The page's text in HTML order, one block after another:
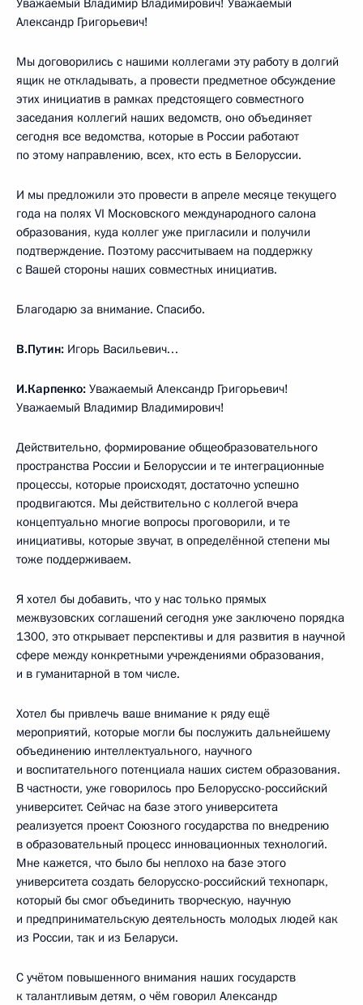
Уважаемый Владимир Владимирович! Уважаемый
Александр Григорьевич!
Мы договорились с нашими коллегами эту работу в долгий
ящик не откладывать, а провести предметное обсуждение
этих инициатив в рамках предстоящего совместного
заседания коллегий наших ведомств, оно объединяет
сегодня все ведомства, которые в России работают
по этому направлению, всех, кто есть в Белоруссии.
И мы предложили это провести в апреле месяце текущего
года на полях VI Московского международного салона
образования, куда коллег уже пригласили и получили
подтверждение. Поэтому рассчитываем на поддержку
с Вашей стороны наших совместных инициатив.
Благодарю за внимание. Спасибо.
В.Путин: Игорь Васильевич…
И.Карпенко: Уважаемый Александр Григорьевич!
Уважаемый Владимир Владимирович!
Действительно, формирование общеобразовательного
пространства России и Белоруссии и те интеграционные
процессы, которые происходят, достаточно успешно
продвигаются. Мы действительно с коллегой вчера
концептуально многие вопросы проговорили, и те
инициативы, которые звучат, в определённой степени мы
тоже поддерживаем.
Я хотел бы добавить, что у нас только прямых
межвузовских соглашений сегодня уже заключено порядка
1300, это открывает перспективы и для развития в научной
сфере между конкретными учреждениями образования,
и в гуманитарной в том числе.
Хотел бы привлечь ваше внимание к ряду ещё
мероприятий, которые могли бы послужить дальнейшему
объединению интеллектуального, научного
и воспитательного потенциала наших систем образования.
В частности, уже говорилось про Белорусско-российский
университет. Сейчас на базе этого университета
реализуется проект Союзного государства по внедрению
в образовательный процесс инновационных технологий.
Мне кажется, что было бы неплохо на базе этого
университета создать белорусско-российский технопарк,
который бы смог объединить творческую, научную
и предпринимательскую деятельность молодых людей как
из России, так и из Беларуси.
С учётом повышенного внимания наших государств
к талантливым детям, о чём говорил Александр